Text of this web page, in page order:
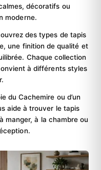
décoratifs ou
moderne.
des types de tapis
une finition de qualité et
Chaque collection
à différents styles
du Cachemire ou d’un
aide à trouver le tapis
manger, à la chambre ou